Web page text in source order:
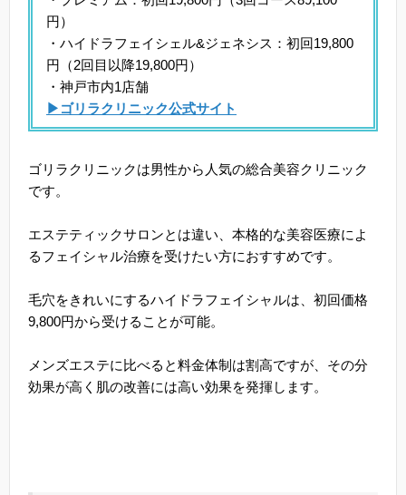
円）
・ハイドラフェイシェル&ジェネシス：初回19,800
円（2回目以降19,800円）
・神戸市内1店舗
▶ゴリラクリニック公式サイト
ゴリラクリニックは男性から人気の総合美容クリニック
です。
エステティックサロンとは違い、本格的な美容医療によ
るフェイシャル治療を受けたい方におすすめです。
毛穴をきれいにするハイドラフェイシャルは、初回価格
9,800円から受けることが可能。
メンズエステに比べると料金体制は割高ですが、その分
効果が高く肌の改善には高い効果を発揮します。